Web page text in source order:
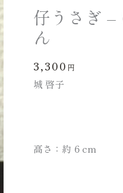
仔うさぎ –
ん
3,300 円
城 啓子
高さ：約 6 cm